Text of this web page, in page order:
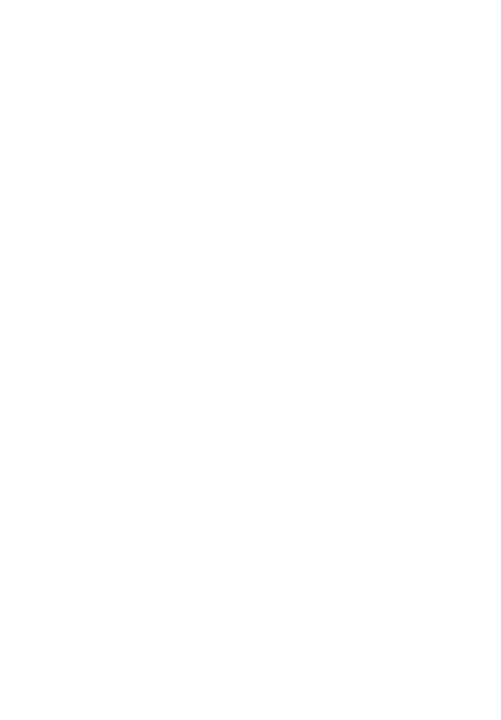
als gewohnt, deshalb jedoch nicht weniger motiviert auf den Weg zu unserer Einsteigertour.
den Weg nach „Carlsons Corner“, wo unser ersten Tauchgang stattfinden sollte. Auf dem
Wasser sprang. Mit so einem tollen Start in den Tag kann es ja nur so weiter gehen. In
Drift machen, die anderen entschieden sich für einen stationären Tauchgang, darunter auch
Muränen, Teppich-Krokodilfisch und vielen weiteren Schwärme bewundert hatten.
gedeckt. Nach einem leckeren Mittagessen machten wir eine kleine Mittagspause. Wir
Wasser ab. Jedoch verging nicht allzu lange Zeit bis die Glocke wieder klingelte und das kann
machten wir und auf den Weg nach Ham Ham. Diesmal entschieden sich alle für einen
eine kleine Schildkröte unseren Weg, die wohl einen dringenden Termin im Blauwasser hatte.
sahen wir erneut einen Schatten näher kommen, ein Adlerrochen zog anmutig seine Bahnen.
hinter ihm. Wir bewunderten seine schöne Marmorierung. Die Strömung drückte uns aber
der Einzige seiner Art der uns heute begegnete. Wir ließen uns über das Plateau treiben und
Zuerst den Vater und später dann Mama mit Kind, die auf einem Ausflug unterwegs
waren alle drei wunderschön, als sie in einer Formatierung schwammen, die aussah, als hätten
Ham Ham Highway heute Hochbetrieb. Auf dem Weg zum Boot konnten wir erneut einen
Brandung. Er sah aus, wie eine wunderschöne Statue, denn auch er war sehr schön und
Unter dem Boot konnten wir dann noch einen Fransendrachenkopf entdecken, der gut getarnt
ein riesiger Napoleon. Nach diesem Tauchgang, bei dem wir gar nicht wussten, wo wir zuerst
heimischen Hafen. Dieser Tag war sowohl für die alten Hasen des Tauchens ein voller Erfolg,
zwei Mitglieder erweitert, die ihren OWD-Kurs mit JJ bestanden haben. Somit haben wir heute
Tag muss in den Logbüchern festgehalten werden. Somit bis zum nächsten Mal und sonnige